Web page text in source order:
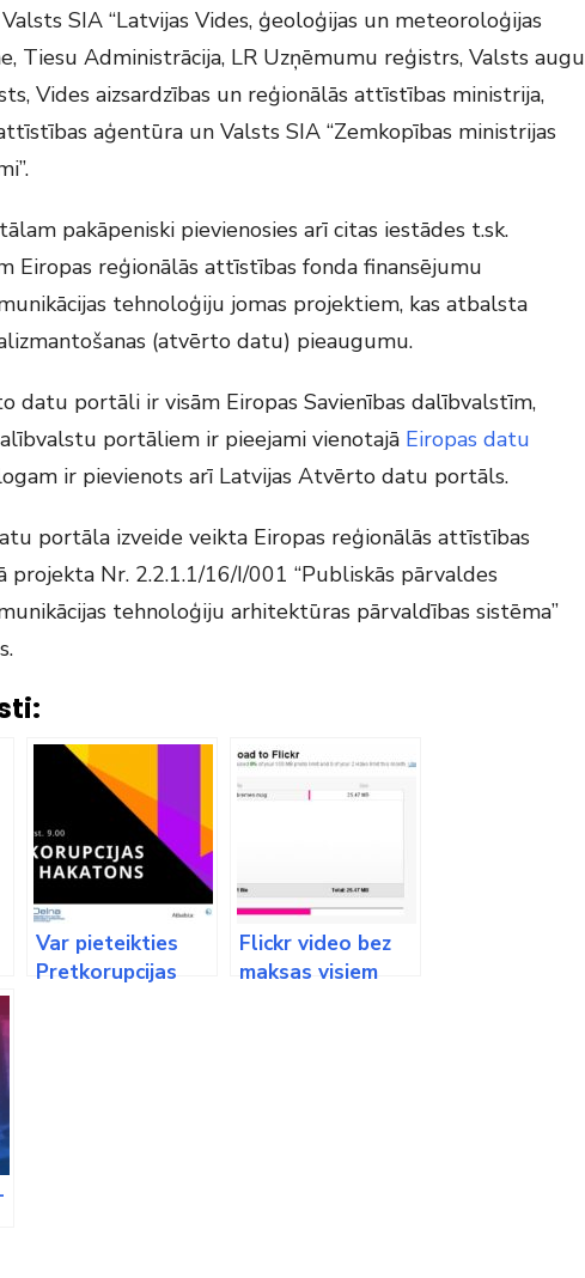
SIA “Latvijas Vides, ģeoloģijas un meteoroloģijas
Tiesu Administrācija, LR Uzņēmumu reģistrs, Valsts augu
Vides aizsardzības un reģionālās attīstības ministrija,
aģentūra un Valsts SIA “Zemkopības ministrijas
pakāpeniski pievienosies arī citas iestādes t.sk.
Eiropas reģionālās attīstības fonda finansējumu
tehnoloģiju jomas projektiem, kas atbalsta
(atvērto datu) pieaugumu.
datu portāli ir visām Eiropas Savienības dalībvalstīm,
portāliem ir pieejami vienotajā Eiropas datu
ir pievienots arī Latvijas Atvērto datu portāls.
portāla izveide veikta Eiropas reģionālās attīstības
projekta Nr. 2.2.1.1/16/I/001 “Publiskās pārvaldes
tehnoloģiju arhitektūras pārvaldības sistēma”
Var pieteikties
Pretkorupcijas
Flickr video bez
maksas visiem